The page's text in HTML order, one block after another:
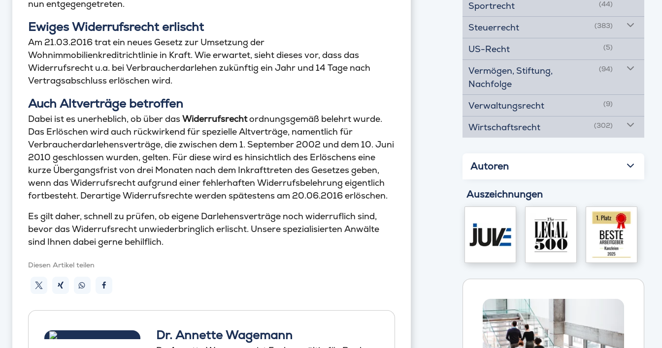
nun entgegengetreten.
Ewiges Widerrufsrecht erlischt
Am 21.03.2016 trat ein neues Gesetz zur Umsetzung der
Wohnimmobilienkreditrichtlinie in Kraft. Wie erwartet, sieht dieses vor, dass das
Widerrufsrecht u.a. bei Verbraucherdarlehen zukünftig ein Jahr und 14 Tage nach
Vertragsabschluss erlöschen wird.
Auch Altverträge betroffen
Dabei ist es unerheblich, ob über dasWiderrufsrechtordnungsgemäß belehrt wurde.
Das Erlöschen wird auch rückwirkend für spezielle Altverträge, namentlich für
Verbraucherdarlehensverträge, die zwischen dem 1. September 2002 und dem 10. Juni
2010 geschlossen wurden, gelten. Für diese wird es hinsichtlich des Erlöschens eine
kurze Übergangsfrist von drei Monaten nach dem Inkrafttreten des Gesetzes geben,
wenn das Widerrufsrecht aufgrund einer fehlerhaften Widerrufsbelehrung eigentlich
fortbesteht. Derartige Widerrufsrechte werden spätestens am 20.06.2016 erlöschen.
Es gilt daher, schnell zu prüfen, ob eigene Darlehensverträge noch widerruflich sind,
bevor das Widerrufsrecht unwiederbringlich erlischt. Unsere spezialisierten Anwälte
sind Ihnen dabei gerne behilflich.
Diesen Artikel teilen
Dr. Annette Wagemann
Sportrecht (44)
Steuerrecht (383)
US-Recht (5)
Vermögen, Stiftung,
Nachfolge
(94)
Verwaltungsrecht (9)
Wirtschaftsrecht (302)
Autoren
Auszeichnungen